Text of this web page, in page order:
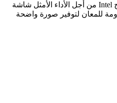
الميزات الأساسية مجهزة بمعالج Intel من أجل الأداء الأمثل شاشة
للمعان لتوفير صورة واضحة